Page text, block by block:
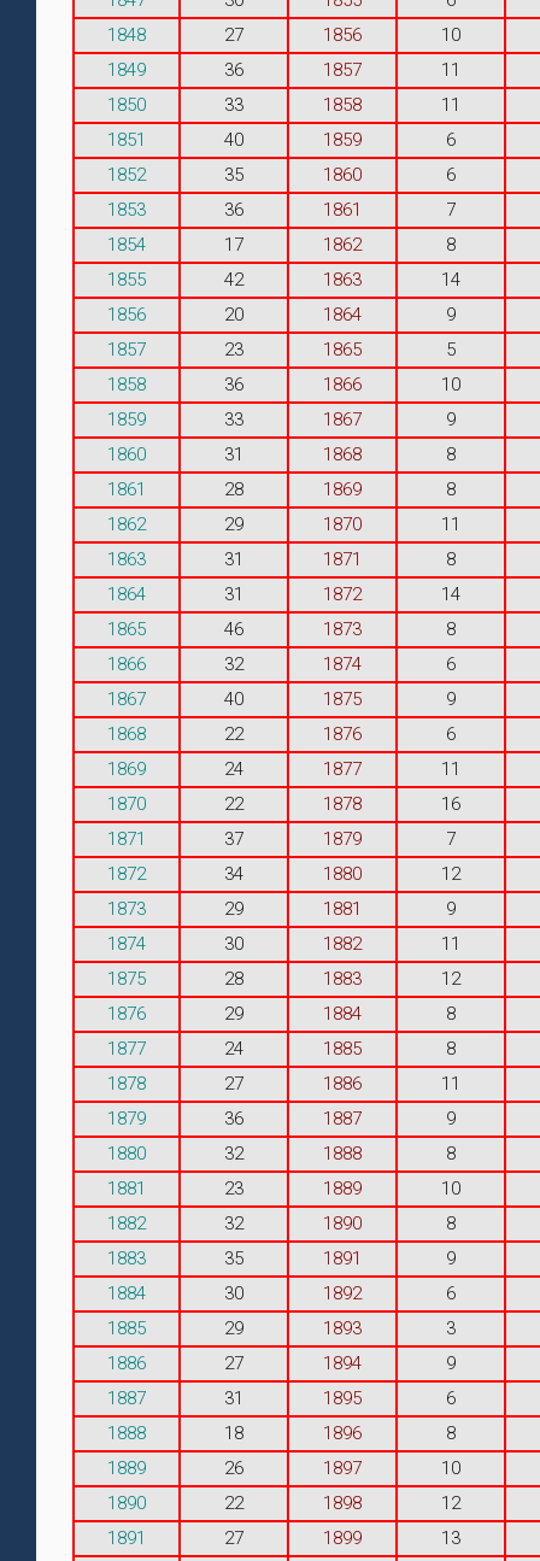
1848
27 1856
10
1849
36 1857
11
1850
33 1858
11
1851
40 1859
6
1852
35 1860
6
1853
36 1861
7
1854
17 1862
8
1855
42 1863
14
1856
20 1864
9
1857
23 1865
5
1858
36 1866
10
1859
33 1867
9
1860
31 1868
8
1861
28 1869
8
1862
29 1870
11
1863
31 1871
8
1864
31 1872
14
1865
46 1873
8
1866
32 1874
6
1867
40 1875
9
1868
22 1876
6
1869
24 1877
11
1870
22 1878
16
1871
37 1879
7
1872
34 1880
12
1873
29 1881
9
1874
30 1882
11
1875
28 1883
12
1876
29 1884
8
1877
24 1885
8
1878
27 1886
11
1879
36 1887
9
1880
32 1888
8
1881
23 1889
10
1882
32 1890
8
1883
35 1891
9
1884
30 1892
6
1885
29 1893
3
1886
27 1894
9
1887
31 1895
6
1888
18 1896
8
1889
26 1897
10
1890
22 1898
12
1891
27 1899 13